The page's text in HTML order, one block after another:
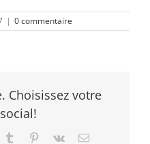
| 0 commentaire
Choisissez votre
Tumblr Pinterest
Vk Email